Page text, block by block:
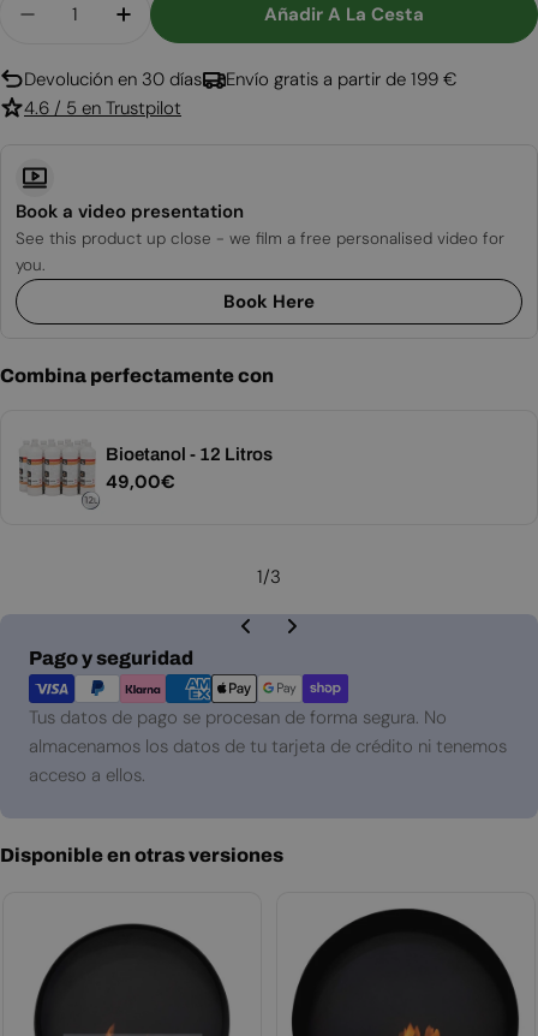
Disminuir Cantidad Para Delaware Negro -
Aumentar Cantidad Para Delaware
Añadir A La Cesta
Devolución en 30 días
Envío gratis a partir de 199 €
4.6 / 5 en Trustpilot
Book a video presentation
See this product up close - we film a free personalised video for
you.
Book Here
Combina perfectamente con
Bioetanol - 12 Litros
Precio
49,00€
1/3
Pago y seguridad
Métodos
de
pago
Tus datos de pago se procesan de forma segura. No
almacenamos los datos de tu tarjeta de crédito ni tenemos
acceso a ellos.
Disponible en otras versiones